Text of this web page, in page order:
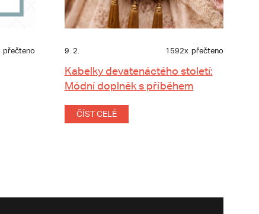
přečteno 9. 2. 1592x přečteno
Kabelky devatenáctého století:
Módní doplněk s příběhem
ČÍST CELÉ